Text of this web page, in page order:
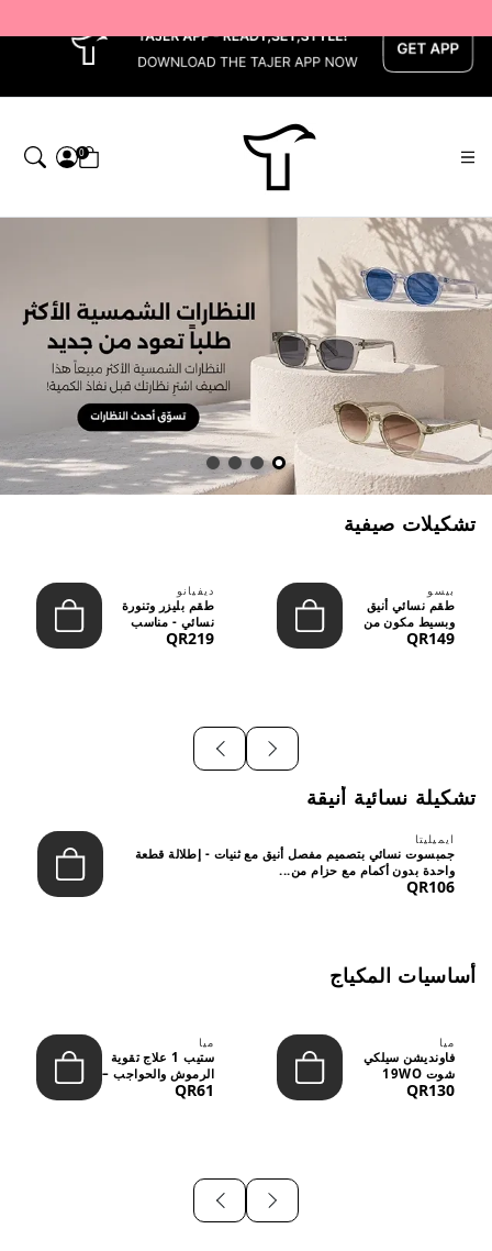
0
تاجر — Home page default h1 desc
تشكيلات صيفية
بيسو
طقم نسائي أنيق
وبسيط مكون من
قطعتين - تصميم
QR149
ديفيانو
طقم بليزر وتنورة
نسائي - مناسب
للعمل الرسمي
QR219
تشكيلة نسائية أنيقة
ايميليتا
جمبسوت نسائي بتصميم مفصل أنيق مع ثنيات - إطلالة قطعة
واحدة بدون أكمام مع حزام من...
QR106
أساسيات المكياج
ميا
فاونديشن سيلكي
شوت 19WO
ميديوم دارك بدرجة
QR130
ميا
ستيب 1 علاج تقوية
الرموش والحواجب –
12 مل
QR61